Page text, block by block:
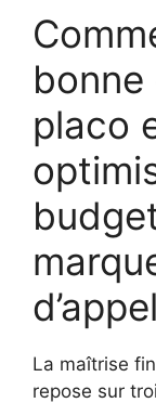
placo
La maîtrise
repose sur